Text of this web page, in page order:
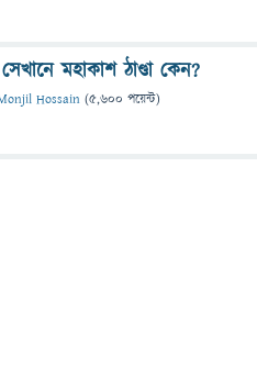
মহাকাশ ঠাণ্ডা কেন?
Hossain (5,600 পয়েন্ট)